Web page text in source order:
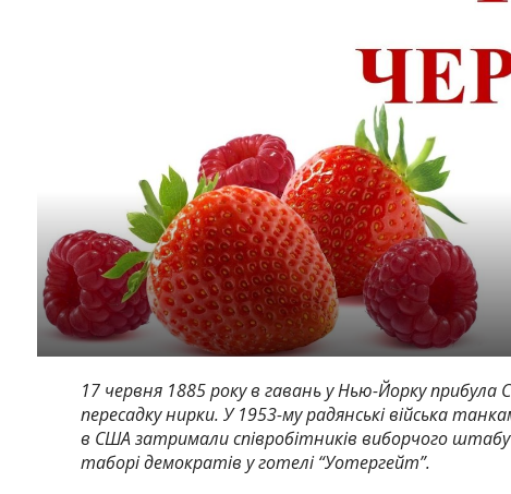
17 червня 1885 року в гавань у Нью-Йорку
пересадку нирки. У 1953-му радянські війська
в США затримали співробітників виборчого
таборі демократів у готелі “Уотергейт”.